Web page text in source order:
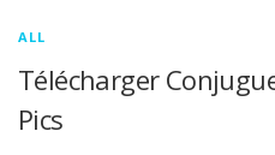
ALL
Télécharger
Pics